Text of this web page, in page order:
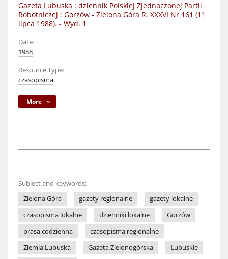
Gazeta Lubuska : dziennik Polskiej Zjednoczonej Partii
Robotniczej : Gorzów - Zielona Góra R. XXXVI Nr 161 (11
lipca 1988). - Wyd. 1
Date:
1988
Resource Type:
czasopisma
More
Subject and keywords:
Zielona Góra
gazety regionalne
gazety lokalne
czasopisma lokalne
dzienniki lokalne
Gorzów
prasa codzienna
czasopisma regionalne
Ziemia Lubuska
Gazeta Zielonogórska
Lubuskie